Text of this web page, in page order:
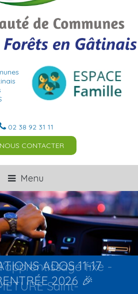
02 38 92 31 11
CONTACTER
Menu
fixe -
Saint-